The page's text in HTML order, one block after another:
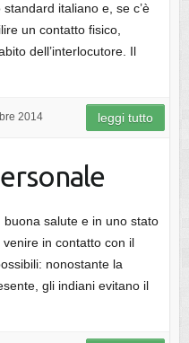
italiano e, se c’è
un contatto fisico,
dell’interlocutore. Il
2014 leggi tutto
salute e in uno stato
in contatto con il
nonostante la
gli indiani evitano il